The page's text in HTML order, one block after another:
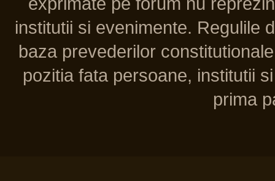
institutii si evenimente. Regulile
baza prevederilor
pozitia fata persoane, institutii
prima